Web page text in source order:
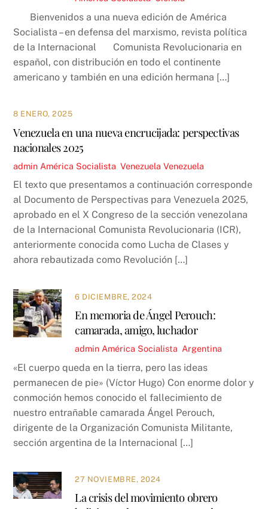
Bienvenidos a una nueva edición de América
Socialista – en defensa del marxismo, revista política
de la Internacional Comunista Revolucionaria en
español, con distribución en todo el continente
americano y también en una edición hermana […]
8 ENERO, 2025
Venezuela en una nueva encrucijada: perspectivas
nacionales 2025
admin América Socialista ,Venezuela Venezuela
El texto que presentamos a continuación corresponde
al Documento de Perspectivas para Venezuela 2025,
aprobado en el X Congreso de la sección venezolana
de la Internacional Comunista Revolucionaria (ICR),
anteriormente conocida como Lucha de Clases y
ahora rebautizada como Revolución […]
6 DICIEMBRE, 2024
En memoria de Ángel Perouch:
camarada, amigo, luchador
admin América Socialista Argentina
«El cuerpo queda en la tierra, pero las ideas
permanecen de pie» (Víctor Hugo) Con enorme dolor y
conmoción hemos conocido el fallecimiento de
nuestro entrañable camarada Ángel Perouch,
dirigente de la Organización Comunista Militante,
sección argentina de la Internacional […]
27 NOVIEMBRE, 2024
La crisis del movimiento obrero